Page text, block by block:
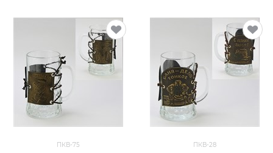
ПКВ-75 ПКВ-28